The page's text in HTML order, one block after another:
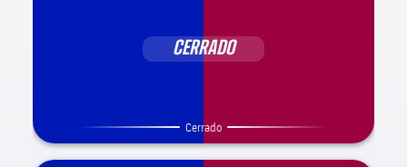
CERRADO
Cerrado